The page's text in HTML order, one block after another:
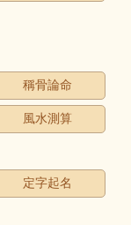
稱骨論命
風水測算
定字起名